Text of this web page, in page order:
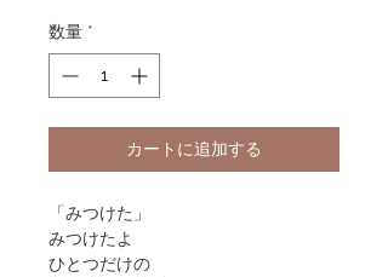
数量 *
カートに追加する
「みつけた」
みつけたよ
ひとつだけの